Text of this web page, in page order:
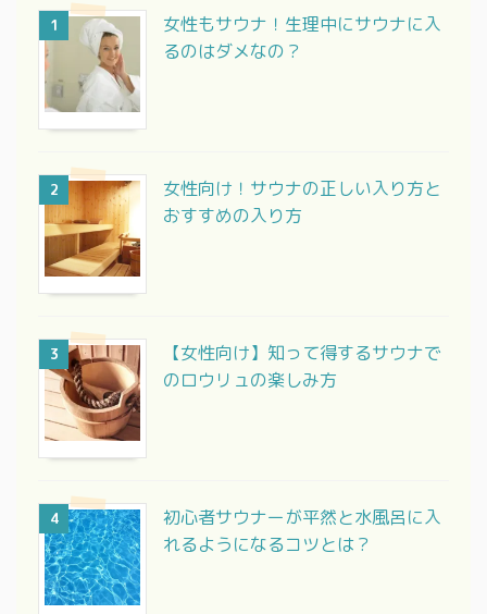
1
女性もサウナ！生理中にサウナに入
るのはダメなの？
2
女性向け！サウナの正しい入り方と
おすすめの入り方
3
【女性向け】知って得するサウナで
のロウリュの楽しみ方
4
初心者サウナーが平然と水風呂に入
れるようになるコツとは？